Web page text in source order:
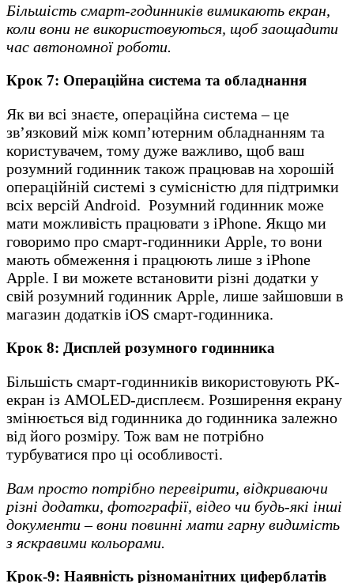
Більшість смарт-годинників вимикають екран,
коли вони не використовуються, щоб заощадити
час автономної роботи.
Крок 7: Операційна система та обладнання
Як ви всі знаєте, операційна система – це
зв’язковий між комп’ютерним обладнанням та
користувачем, тому дуже важливо, щоб ваш
розумний годинник також працював на хорошій
операційній системі з сумісністю для підтримки
всіх версій Android. Розумний годинник може
мати можливість працювати з iPhone. Якщо ми
говоримо про смарт-годинники Apple, то вони
мають обмеження і працюють лише з iPhone
Apple. І ви можете встановити різні додатки у
свій розумний годинник Apple, лише зайшовши в
магазин додатків iOS смарт-годинника.
Крок 8: Дисплей розумного годинника
Більшість смарт-годинників використовують РК-
екран із AMOLED-дисплеєм. Розширення екрану
змінюється від годинника до годинника залежно
від його розміру. Тож вам не потрібно
турбуватися про ці особливості.
Вам просто потрібно перевірити, відкриваючи
різні додатки, фотографії, відео чи будь-які інші
документи – вони повинні мати гарну видимість
з яскравими кольорами.
Крок-9: Наявність різноманітних циферблатів